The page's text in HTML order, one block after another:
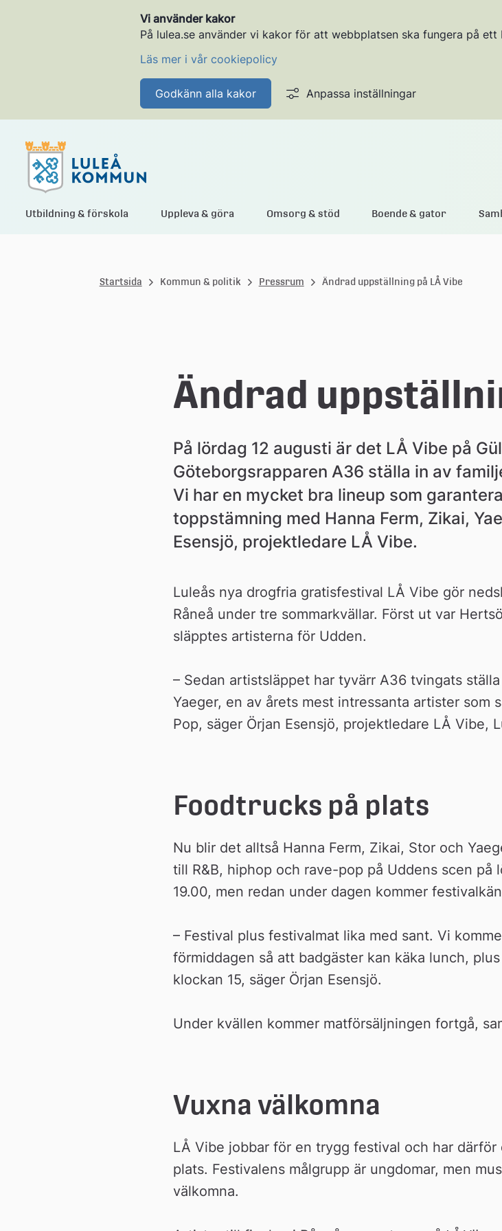
Vi använder kakor
På lulea.se använder vi kakor för att webbplatsen ska fungera på
Läs mer i vår cookiepolicy
Godkänn alla kakor Anpassa inställningar
L
Utbildning & förskola Uppleva & göra Omsorg & stöd Boende & gator
Startsida Kommun & politik Pressrum Ändrad uppställning på LÅ Vibe
Ändrad
På lördag 12 augusti är det LÅ Vibe på
Göteborgsrapparen A36 ställa in av
Vi har en mycket bra lineup som
toppstämning med Hanna Ferm, Zikai,
Esensjö, projektledare LÅ Vibe.
Luleås nya drogfria gratisfestival LÅ Vibe gör
Råneå under tre sommarkvällar. Först ut var
släpptes artisterna för Udden.
– Sedan artistsläppet har tyvärr A36 tvingats
Yaeger, en av årets mest intressanta artister som
Pop, säger Örjan Esensjö, projektledare LÅ Vibe,
Foodtrucks på plats
Nu blir det alltså Hanna Ferm, Zikai, Stor och
till R&B, hiphop och rave-pop på Uddens scen på
19.00, men redan under dagen kommer
– Festival plus festivalmat lika med sant. Vi
förmiddagen så att badgäster kan käka lunch,
klockan 15, säger Örjan Esensjö.
Under kvällen kommer matförsäljningen fortgå,
Vuxna välkomna
LÅ Vibe jobbar för en trygg festival och har
plats. Festivalens målgrupp är ungdomar, men
välkomna.